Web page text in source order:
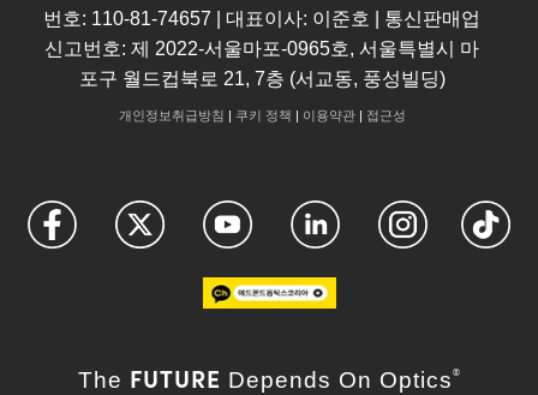
번호: 110-81-74657 | 대표이사: 이준호 | 통신판매업
신고번호: 제 2022-서울마포-0965호, 서울특별시 마
포구 월드컵북로 21, 7층 (서교동, 풍성빌딩)
개인정보취급방침 | 쿠키 정책 | 이용약관| 접근성
The FUTURE Depends On Optics ®